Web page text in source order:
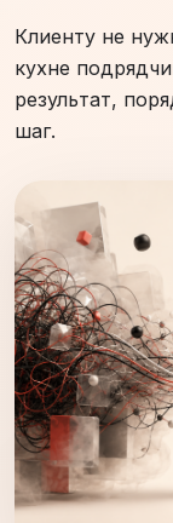
Клиенту не
кухне
результат,
шаг.